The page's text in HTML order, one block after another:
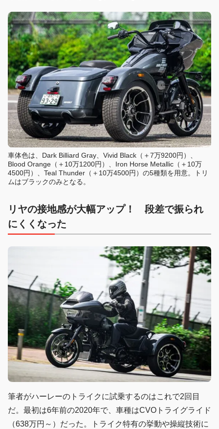
車体色は、Dark Billiard Gray、Vivid Black（＋7万9200円）、
Blood Orange（＋10万1200円）、Iron Horse Metallic（＋10万
4500円）、Teal Thunder（＋10万4500円）の5種類を用意。トリ
ムはブラックのみとなる。
リヤの接地感が大幅アップ！ 段差で振られ
にくくなった
筆者がハーレーのトライクに試乗するのはこれで2回目
だ。最初は6年前の2020年で、車種はCVOトライグライド
（638万円～）だった。トライク特有の挙動や操縦技術に